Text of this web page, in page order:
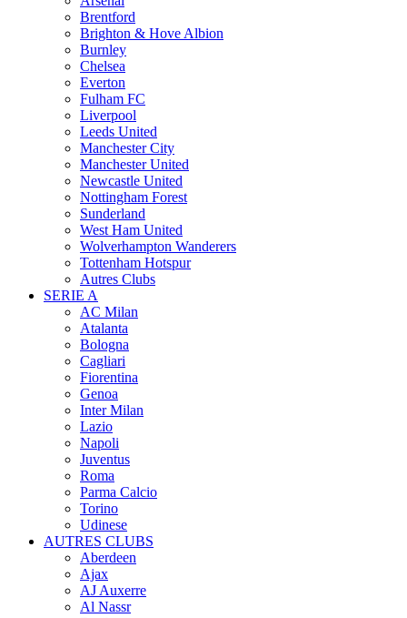
Brentford
Brighton & Hove Albion
Burnley
Chelsea
Everton
Fulham FC
Liverpool
Leeds United
Manchester City
Manchester United
Newcastle United
Nottingham Forest
Sunderland
West Ham United
Wolverhampton Wanderers
Tottenham Hotspur
Autres Clubs
SERIE A
AC Milan
Atalanta
Bologna
Cagliari
Fiorentina
Genoa
Inter Milan
Lazio
Napoli
Juventus
Roma
Parma Calcio
Torino
Udinese
AUTRES CLUBS
Aberdeen
Ajax
AJ Auxerre
Al Nassr